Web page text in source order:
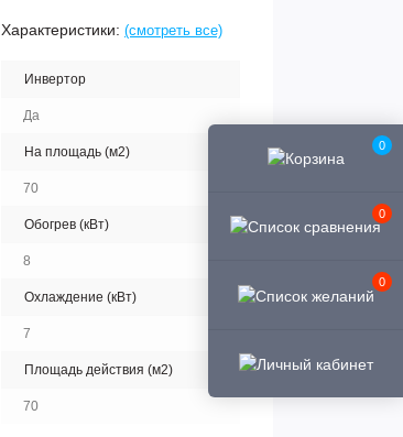
0
0
0
Характеристики: (смотреть все)
Инвертор
Да
На площадь (м2)
70
Обогрев (кВт)
8
Охлаждение (кВт)
7
Площадь действия (м2)
70